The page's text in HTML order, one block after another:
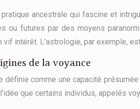
ancestrale qui fascine et
ou futures par des moyens
vif intérêt. L’astrologie, par exemple,
de la voyance
définie comme une capacité
que certains individus, appelés